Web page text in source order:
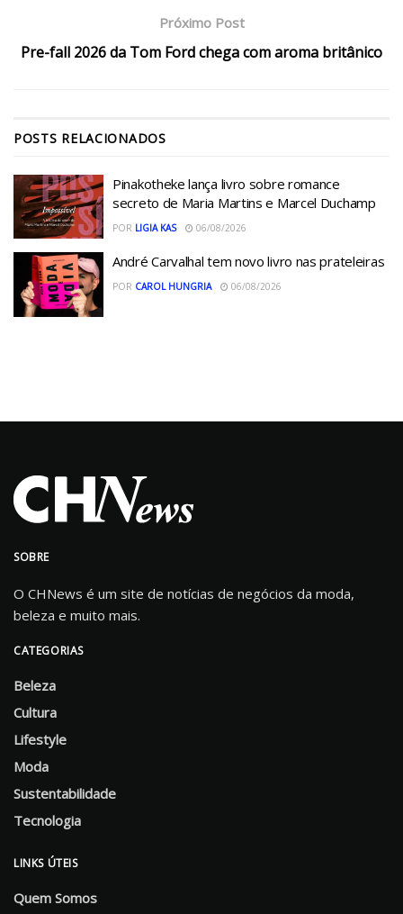
Próximo Post
Pre-fall 2026 da Tom Ford chega com aroma britânico
POSTS RELACIONADOS
Pinakotheke lança livro sobre romance
secreto de Maria Martins e Marcel Duchamp
POR LIGIA KAS 06/08/2026
André Carvalhal tem novo livro nas prateleiras
POR CAROL HUNGRIA 06/08/2026
SOBRE
O CHNews é um site de notícias de negócios da moda,
beleza e muito mais.
CATEGORIAS
Beleza
Cultura
Lifestyle
Moda
Sustentabilidade
Tecnologia
LINKS ÚTEIS
Quem Somos